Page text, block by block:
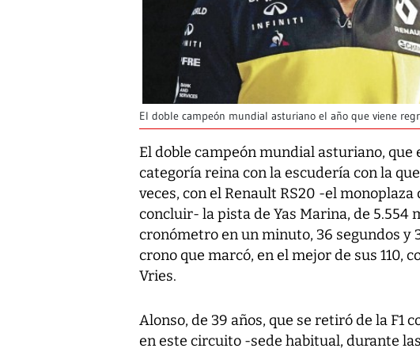
El doble campeón mundial asturiano el año que viene
El doble campeón mundial asturiano, que
categoría reina con la escudería con la
veces, con el Renault RS20 -el
concluir- la pista de Yas Marina, de 5.554
cronómetro en un minuto, 36 segundos y
crono que marcó, en el mejor de sus 110,
Vries.
Alonso, de 39 años, que se retiró de la F1
en este circuito -sede habitual, durante